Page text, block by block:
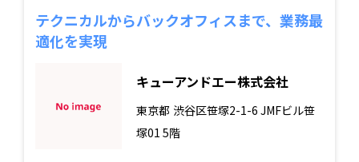
テクニカルからバックオフィスまで、業務最
適化を実現
キューアンドエー株式会社
東京都 渋谷区笹塚2-1-6 JMFビル笹
塚01 5階